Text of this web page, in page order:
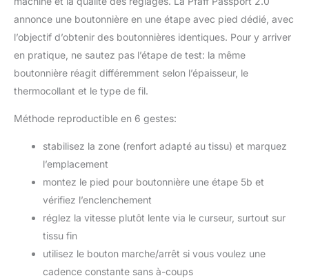
annonce une boutonnière en une étape avec pied dédié, avec
l’objectif d’obtenir des boutonnières identiques. Pour y arriver
en pratique, ne sautez pas l’étape de test: la même
boutonnière réagit différemment selon l’épaisseur, le
thermocollant et le type de fil.
Méthode reproductible en 6 gestes:
stabilisez la zone (renfort adapté au tissu) et marquez
l’emplacement
montez le pied pour boutonnière une étape 5b et
vérifiez l’enclenchement
réglez la vitesse plutôt lente via le curseur, surtout sur
tissu fin
utilisez le bouton marche/arrêt si vous voulez une
cadence constante sans à-coups